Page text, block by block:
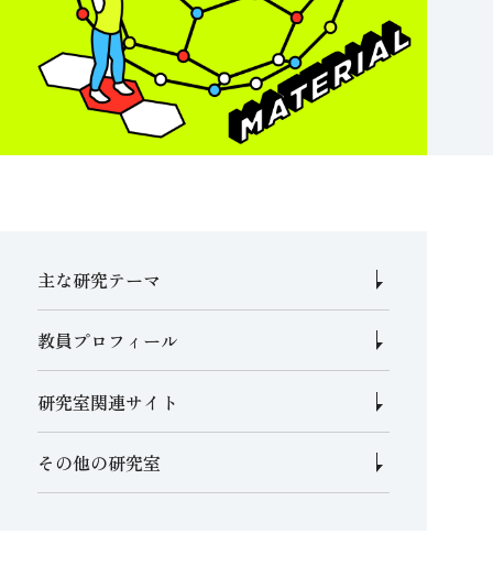
主な研究テーマ
教員プロフィール
研究室関連サイト
その他の研究室